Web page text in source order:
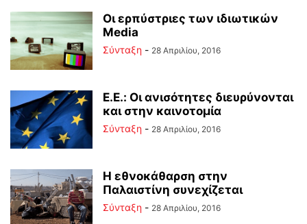
Οι ερπύστριες των ιδιωτικών
Media
Σύνταξη - 28 Απριλίου, 2016
E.E.: Οι ανισότητες διευρύνονται
και στην καινοτομία
Σύνταξη - 28 Απριλίου, 2016
Η εθνοκάθαρση στην
Παλαιστίνη συνεχίζεται
Σύνταξη - 28 Απριλίου, 2016